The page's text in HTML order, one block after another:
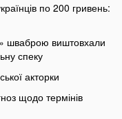
по 200 гривень:
шваброю виштовхали
спеку
акторки
щодо термінів